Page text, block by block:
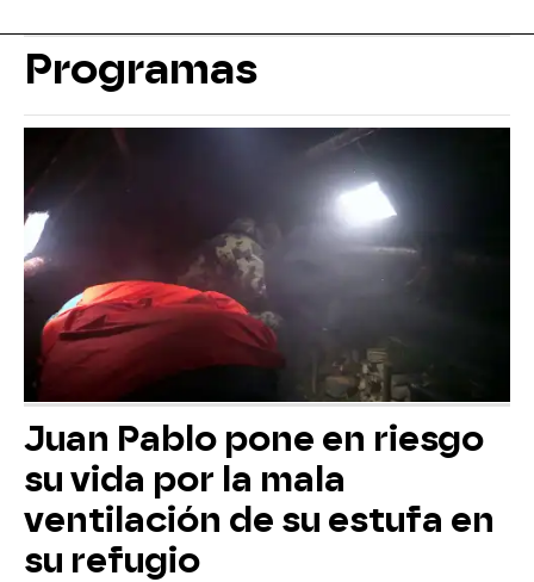
Programas
Juan Pablo pone en riesgo
su vida por la mala
ventilación de su estufa en
su refugio